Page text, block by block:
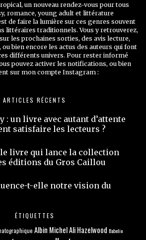
un nouveau rendez-vous pour tous
romance, young adult et littérature
de faire la lumière sur ces genres souvent
littéraires traditionnels. Vous y retrouverez,
les prochaines sorties, des avis lecture,
bien encore les actus des auteurs qui font
différents univers. Pour rester informé
pouvez activer les notifications, ou bien
sur mon compte Instagram :
ARTICLES RÉCENTS
: un livre avec autant d’attente
satisfaire les lecteurs ?
livre qui lance la collection
éditions du Gros Caillou
t-elle notre vision du
ÉTIQUETTES
Albin MichelAli Hazelwood Babelio